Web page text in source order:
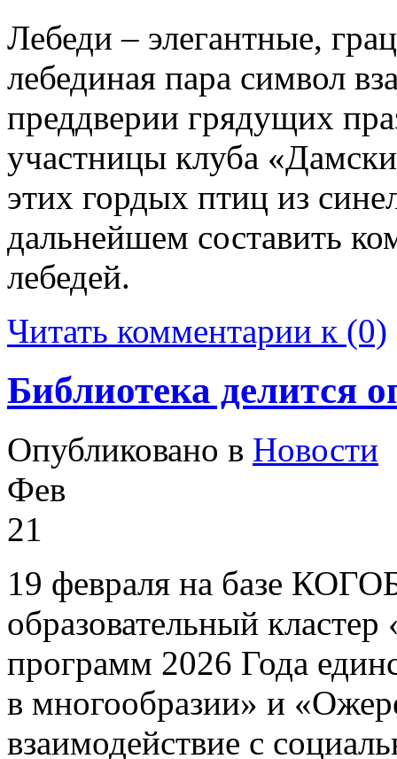
Лебеди – элегантные,
лебединая пара символ
преддверии грядущих
участницы клуба
этих гордых птиц из
дальнейшем составить
лебедей.
Читать комментарии к (0)
Библиотека делится
Опубликовано в Новости
Фев
21
19 февраля на базе
образовательный
программ 2026 Года
в многообразии» и
взаимодействие с